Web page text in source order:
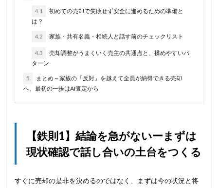
4.1
初めての売却で失敗せず安全に進めるための準備と
は？
4.2 家族・共有名義・相続人と話す前のチェックリスト
4.3
売却調整がうまくいく売主の共通点と、揉めやすいパ
ターン
5
まとめ～家族の「反対」を越えて全員が納得できる売却
へ、最初の一歩はAI査定から
【鉄則1】結論を急がないーまずは
現状確認で話し合いの土台をつくる
すぐに売却の是非を決めるのではなく、まずは今の状況と将